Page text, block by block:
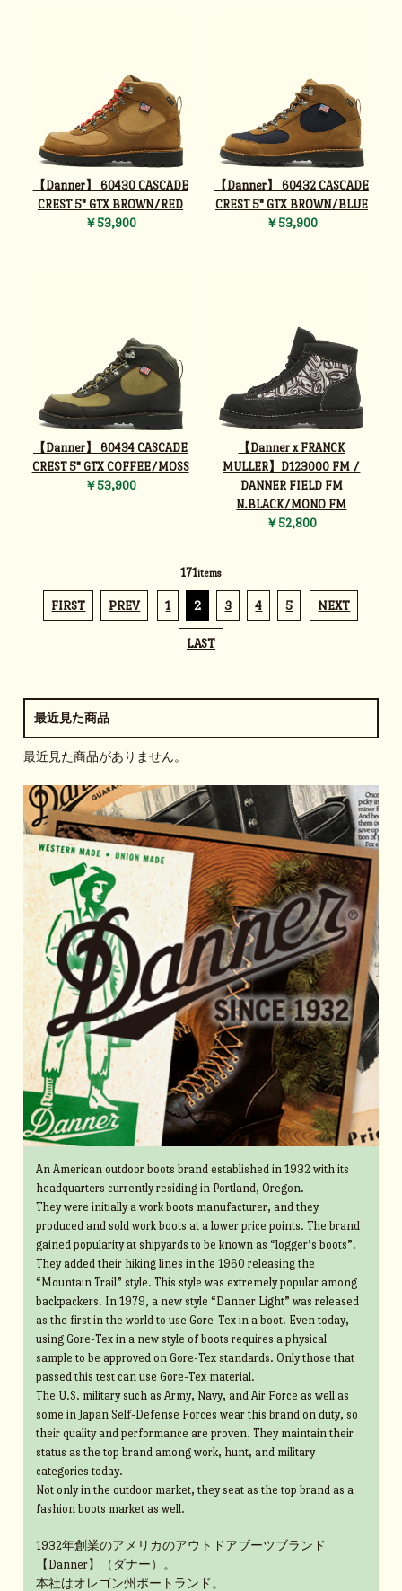
【Danner】 60430 CASCADE
CREST 5" GTX BROWN/RED
￥53,900
【Danner】 60432 CASCADE
CREST 5" GTX BROWN/BLUE
￥53,900
【Danner】 60434 CASCADE
CREST 5" GTX COFFEE/MOSS
￥53,900
【Danner x FRANCK
MULLER】D123000 FM /
DANNER FIELD FM
N.BLACK/MONO FM
￥52,800
171items
FIRST PREV 1 2 3 4 5 NEXT
LAST
最近見た商品
最近見た商品がありません。
An American outdoor boots brand established in 1932 with its
headquarters currently residing in Portland, Oregon.
They were initially a work boots manufacturer, and they
produced and sold work boots at a lower price points. The brand
gained popularity at shipyards to be known as “logger’s boots”.
They added their hiking lines in the 1960 releasing the
“Mountain Trail” style. This style was extremely popular among
backpackers. In 1979, a new style “Danner Light” was released
as the first in the world to use Gore-Tex in a boot. Even today,
using Gore-Tex in a new style of boots requires a physical
sample to be approved on Gore-Tex standards. Only those that
passed this test can use Gore-Tex material.
The U.S. military such as Army, Navy, and Air Force as well as
some in Japan Self-Defense Forces wear this brand on duty, so
their quality and performance are proven. They maintain their
status as the top brand among work, hunt, and military
categories today.
Not only in the outdoor market, they seat as the top brand as a
fashion boots market as well.
1932年創業のアメリカのアウトドアブーツブランド
【Danner】（ダナー）。
本社はオレゴン州ポートランド。